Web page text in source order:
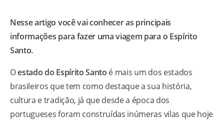
Nesse artigo você vai conhecer as principais
informações para fazer uma viagem para o Espírito
Santo.
Oestado do Espírito Santo é mais um dos estados
brasileiros que tem como destaque a sua história,
cultura e tradição, já que desde a época dos
portugueses foram construídas inúmeras vilas que hoje